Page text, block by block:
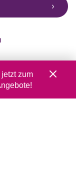
zum